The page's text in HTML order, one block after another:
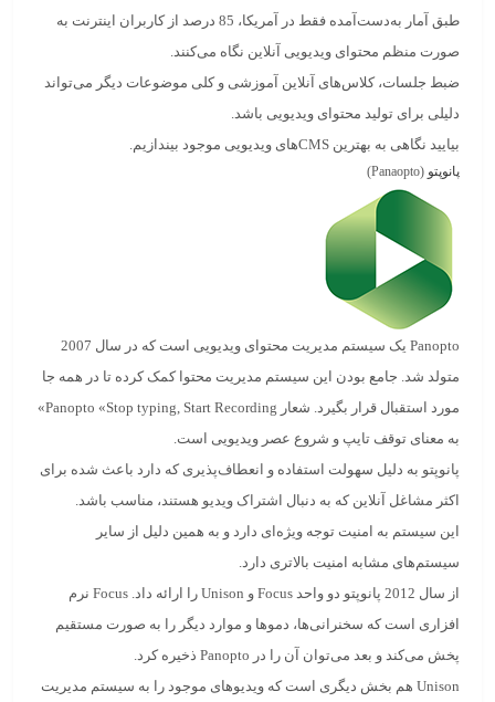
طبق آمار به‌دست‌آمده فقط در آمریکا، 85 درصد از کاربران اینترنت به
صورت منظم محتوای ویدیویی آنلاین نگاه می‌کنند.
ضبط جلسات، کلاس‌های آنلاین آموزشی و کلی موضوعات دیگر می‌تواند
دلیلی برای تولید محتوای ویدیویی باشد.
بیایید نگاهی به بهترین CMSهای ویدیویی موجود بیندازیم.
پانوپتو (Panaopto)
Panopto
یک سیستم مدیریت محتوای ویدیویی است که در سال 2007
متولد شد. جامع بودن این سیستم مدیریت محتوا کمک کرده تا در همه جا
مورد استقبال قرار بگیرد. شعار Panopto «Stop typing, Start Recording»
به معنای توقف تایپ و شروع عصر ویدیویی است.
پانوپتو به دلیل سهولت استفاده و انعطاف‌پذیری که دارد باعث شده برای
اکثر مشاغل آنلاین که به دنبال اشتراک ویدیو هستند، مناسب باشد.
این سیستم به امنیت توجه ویژه‌ای دارد و به همین دلیل از سایر
سیستم‌های مشابه امنیت بالاتری دارد.
از سال 2012 پانوپتو دو واحد Focus و Unison را ارائه داد. Focus نرم
افزاری است که سخنرانی‌ها، دموها و موارد دیگر را به صورت مستقیم
پخش می‌کند و بعد می‌توان آن را در Panopto ذخیره کرد.
Unison هم بخش دیگری است که ویدیوهای موجود را به سیستم مدیریت